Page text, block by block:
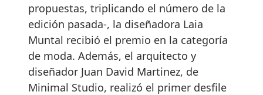
propuestas, triplicando el número de la
edición pasada-, la diseñadora Laia
Muntal recibió el premio en la categoría
de moda. Además, el arquitecto y
diseñador Juan David Martinez, de
Minimal Studio, realizó el primer desfile